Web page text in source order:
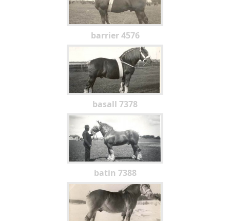
barrier 4576
basall 7378
batin 7388